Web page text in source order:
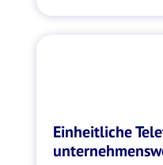
Einheitliche